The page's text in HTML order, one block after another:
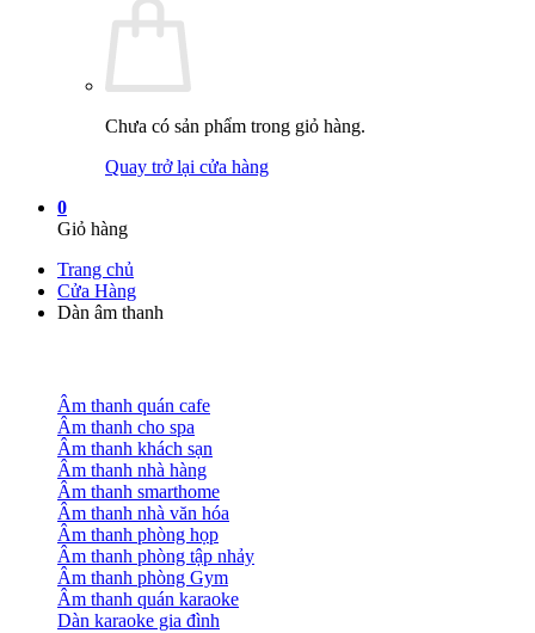
Chưa có sản phẩm trong giỏ hàng.
Quay trở lại cửa hàng
0
Giỏ hàng
Trang chủ
Cửa Hàng
Dàn âm thanh
Âm thanh quán cafe
Âm thanh cho spa
Âm thanh khách sạn
Âm thanh nhà hàng
Âm thanh smarthome
Âm thanh nhà văn hóa
Âm thanh phòng họp
Âm thanh phòng tập nhảy
Âm thanh phòng Gym
Âm thanh quán karaoke
Dàn karaoke gia đình